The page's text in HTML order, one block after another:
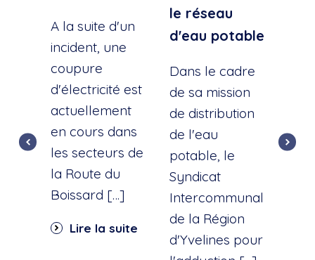
A la suite d'un
incident, une
coupure
d'électricité est
actuellement
en cours dans
les secteurs de
la Route du
Boissard […]
Lire la suite
le réseau
d'eau potable
Dans le cadre
de sa mission
de distribution
de l'eau
potable, le
Syndicat
Intercommunal
de la Région
d'Yvelines pour